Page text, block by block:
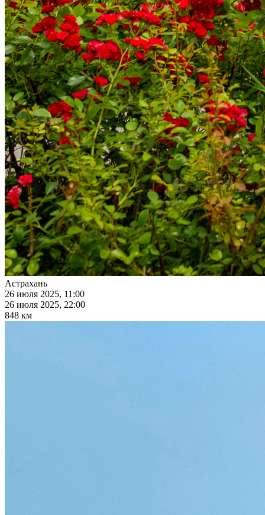
Астрахань
26 июля 2025, 11:00
26 июля 2025, 22:00
848 км